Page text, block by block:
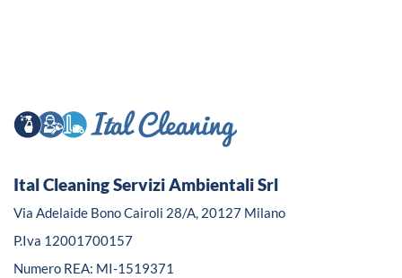
Ital Cleaning Servizi Ambientali Srl
Via Adelaide Bono Cairoli 28/A, 20127 Milano
P.Iva 12001700157
Numero REA: MI-1519371